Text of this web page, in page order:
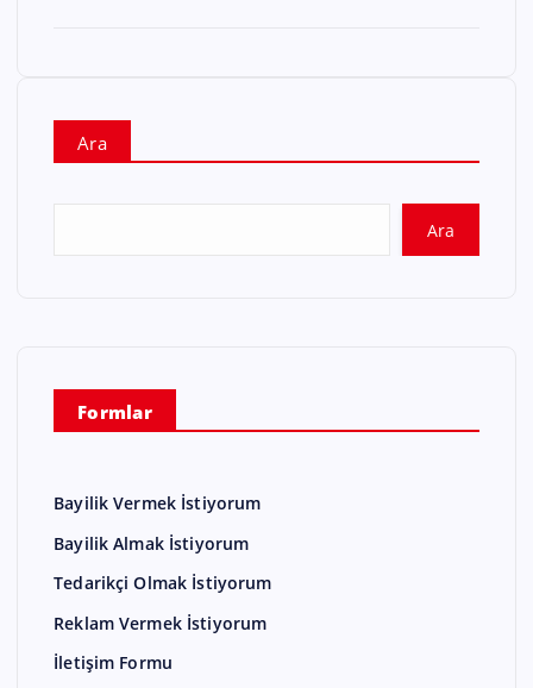
Ara
Ara
Formlar
Bayilik Vermek İstiyorum
Bayilik Almak İstiyorum
Tedarikçi Olmak İstiyorum
Reklam Vermek İstiyorum
İletişim Formu